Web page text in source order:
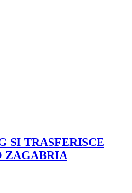
SI TRASFERISCE
ZAGABRIA